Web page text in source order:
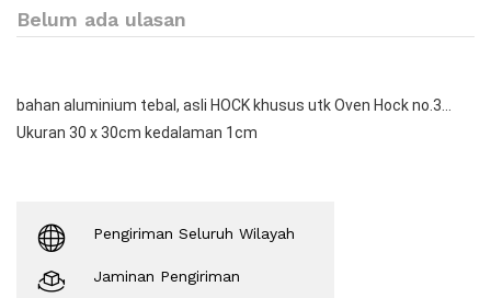
Belum ada ulasan
bahan aluminium tebal, asli HOCK khusus utk Oven Hock no.3...
Ukuran 30 x 30cm kedalaman 1cm
Pengiriman Seluruh Wilayah
Jaminan Pengiriman